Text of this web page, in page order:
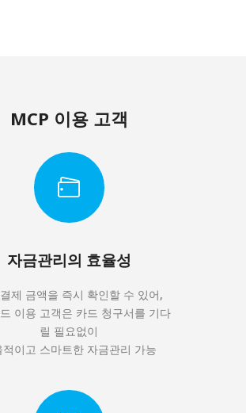
MCP 이용 고객
자금관리의 효율성
제 금액을 즉시 확인할 수 있어,
이용 고객은 카드 청구서를 기다
릴 필요없이
적이고 스마트한 자금관리 가능